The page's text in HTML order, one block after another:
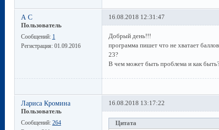
А С
Пользователь
Сообщений: 1
Регистрация: 01.09.2016
16.08.2018 12:31:47
Добрый день!!!
программа пишет что не хватает
23?
В чем может быть проблема и как
Лариса Кромина
Пользователь
Сообщений: 264
16.08.2018 13:17:22
Цитата